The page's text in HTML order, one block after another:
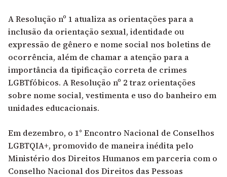
A Resolução nº 1 atualiza as orientações para a
inclusão da orientação sexual, identidade ou
expressão de gênero e nome social nos boletins de
ocorrência, além de chamar a atenção para a
importância da tipificação correta de crimes
LGBTfóbicos. A Resolução nº 2 traz orientações
sobre nome social, vestimenta e uso do banheiro em
unidades educacionais.
Em dezembro, o 1° Encontro Nacional de Conselhos
LGBTQIA+, promovido de maneira inédita pelo
Ministério dos Direitos Humanos em parceria com o
Conselho Nacional dos Direitos das Pessoas